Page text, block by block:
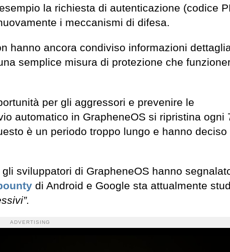
la richiesta di autenticazione (codice
i meccanismi di difesa.
hanno ancora condiviso informazioni
semplice misura di protezione che
per gli aggressori e prevenire le
automatico in GrapheneOS si ripristina ogni
è un periodo troppo lungo e hanno deciso
sviluppatori di GrapheneOS hanno
di Android e Google sta attualmente
ADVERTISING